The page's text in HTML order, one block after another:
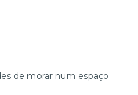
de morar num espaço